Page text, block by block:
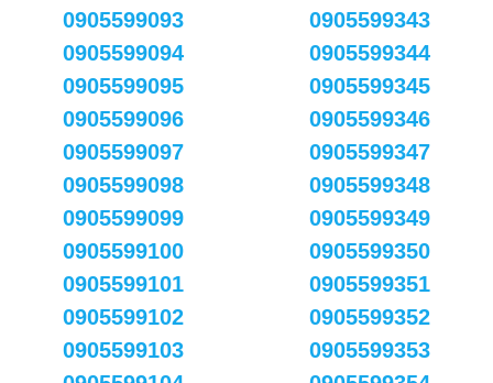
0905599093
0905599094
0905599095
0905599096
0905599097
0905599098
0905599099
0905599100
0905599101
0905599102
0905599103
0905599343
0905599344
0905599345
0905599346
0905599347
0905599348
0905599349
0905599350
0905599351
0905599352
0905599353